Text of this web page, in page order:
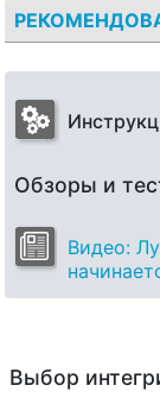
Обзоры и
Видео:
Выбор